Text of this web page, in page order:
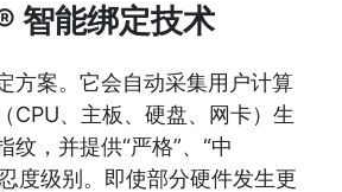
智能绑定技术
方案。它会自动采集用户计算
CPU、主板、硬盘、网卡）生
纹，并提供“严格”、“中
度级别。即使部分硬件发生更